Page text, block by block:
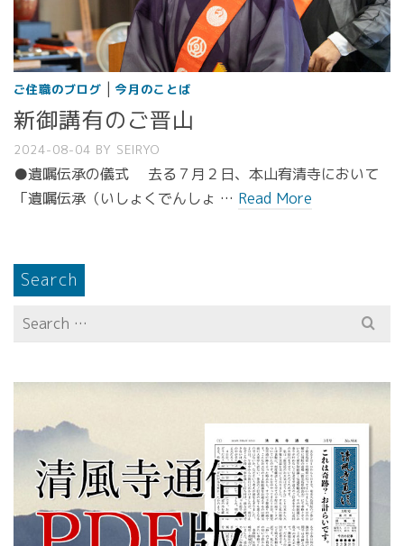
ご住職のブログ | 今月のことば
新御講有のご晋山
2024-08-04 BY SEIRYO
●遺嘱伝承の儀式 去る７月２日、本山宥清寺において
「遺嘱伝承（いしょくでんしょ … Read More
Search
Search
for: